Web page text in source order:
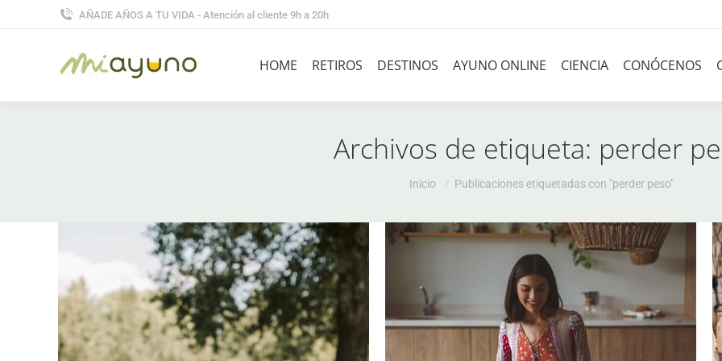
AÑADE AÑOS A TU VIDA - Atención al cliente 9h a 20h
HOME RETIROS DESTINOS AYUNO ONLINE CIENCIA CONÓCENOS
Archivos de etiqueta: perder
Estás aquí:
Inicio Publicaciones etiquetadas con "perder peso"